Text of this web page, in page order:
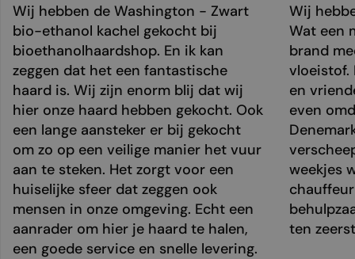
Wij hebben de Washington - Zwart
bio-ethanol kachel gekocht bij
bioethanolhaardshop. En ik kan
zeggen dat het een fantastische
haard is. Wij zijn enorm blij dat wij
hier onze haard hebben gekocht. Ook
een lange aansteker er bij gekocht
om zo op een veilige manier het vuur
aan te steken. Het zorgt voor een
huiselijke sfeer dat zeggen ook
mensen in onze omgeving. Echt een
aanrader om hier je haard te halen,
een goede service en snelle levering.
Wij
Wat een
brand
vloeistof.
en
even
weekjes
ten